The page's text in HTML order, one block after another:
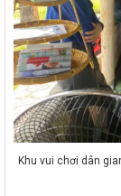
Khu vui chơi dân